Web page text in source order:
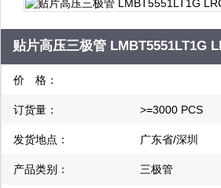
单片机 富仕通单片机:电源管理芯片代理
管理芯片 芯朋微电源管理芯片 中科微马
贴片高压三极管 LMBT5551LT1G
装现货
价 格：
订货量： >=3000 PCS
发货地点： 广东省/深圳
产品类别： 三极管